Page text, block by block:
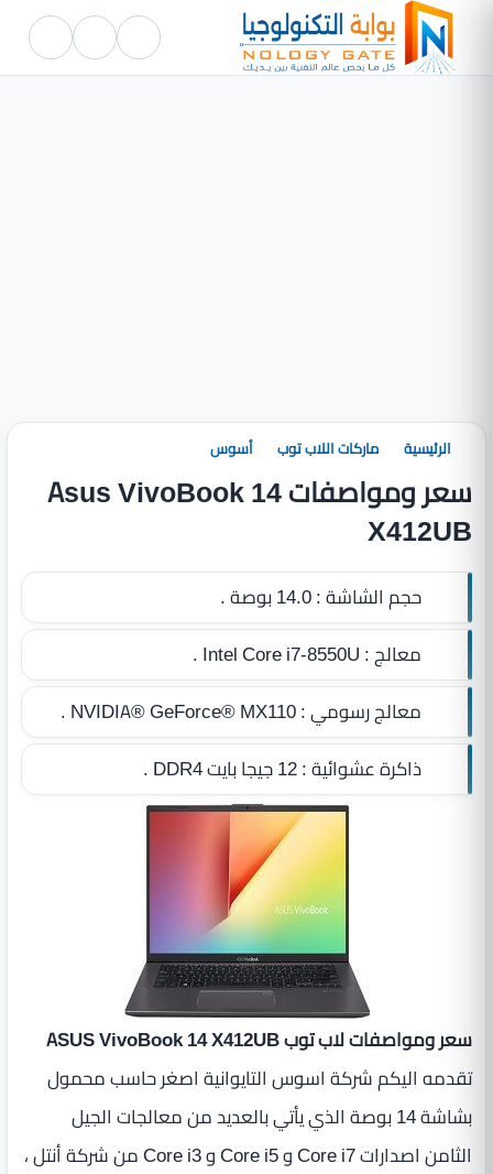
الرئيسية ماركات اللاب توب أسوس
سعر ومواصفات Asus VivoBook 14
X412UB
حجم الشاشة :14.0 بوصة .
معالج :Intel Core i7‎-8550U .
معالج رسومي :NVIDIA® GeForce® MX110 .
ذاكرة عشوائية :12 جيجا بايت DDR4‏ .
سعر ومواصفات لاب توب ASUS VivoBook 14 X412UB
تقدمه اليكم شركة اسوس التايوانية اصغر حاسب محمول
بشاشة 14 بوصة الذي يأتي بالعديد من معالجات الجيل
الثامن اصدارات Core i7 و Core i5 و Core i3 من شركة أنتل ،